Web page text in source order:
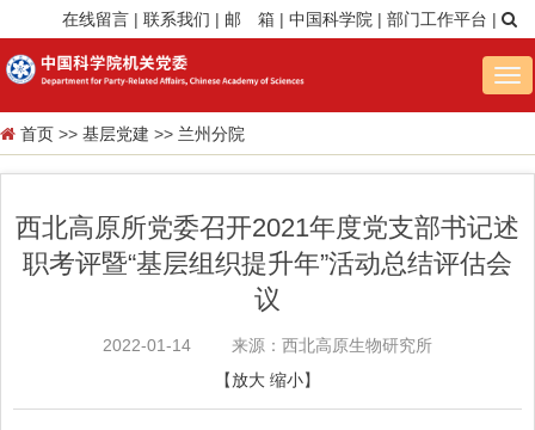
在线留言 | 联系我们 | 邮 箱 | 中国科学院 | 部门工作平台 |
首页 >> 基层党建 >> 兰州分院
西北高原所党委召开2021年度党支部书记述
职考评暨“基层组织提升年”活动总结评估会
议
2022-01-14
来源：西北高原生物研究所
【放大 缩小】